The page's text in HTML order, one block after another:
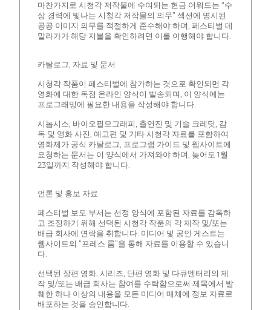
마찬가지로 시청각 저작물에 수여되는 현금 어워드는 “수
상 경력에 빛나는 시청각 저작물의 의무” 섹션에 명시된
공공 이미지 의무를 적절하게 준수해야 하며, 페스티벌 데
말라가가 해당 지불을 확인하려면 이를 이행해야 합니다.
카탈로그, 자료 및 문서
시청각 작품이 페스티벌에 참가하는 것으로 확인되면 각
영화에 대한 독점 온라인 양식이 발송되며, 이 양식에는
프로그래밍에 필요한 내용을 작성해야 합니다.
시놉시스, 바이오필모그래피, 출연진 및 기술 크레딧, 감
독 및 영화 사진, 예고편 및 기타 시청각 자료를 포함하여
영화제가 공식 카탈로그, 프로그램 가이드 및 웹사이트에
요청하는 문서는 이 양식에서 가져와야 하며, 늦어도 1월
23일까지 작성해야 합니다.
언론 및 홍보 자료
페스티벌 보도 부서는 선정 양식에 포함된 자료를 감독하
고 조정하기 위해 선택된 시청각 작품의 각 제작 및/또는
배급 회사에 연락을 취합니다. 미디어 및 공인 게스트는
웹사이트의 “프레스 룸”을 통해 자료를 이용할 수 있습니
다.
선택된 장편 영화, 시리즈, 단편 영화 및 다큐멘터리의 제
작 및/또는 배급 회사는 참여를 수락함으로써 제목에서 발
췌한 하나 이상의 내용을 모든 미디어 매체에 정보 자료로
배포하는 것을 승인합니다.